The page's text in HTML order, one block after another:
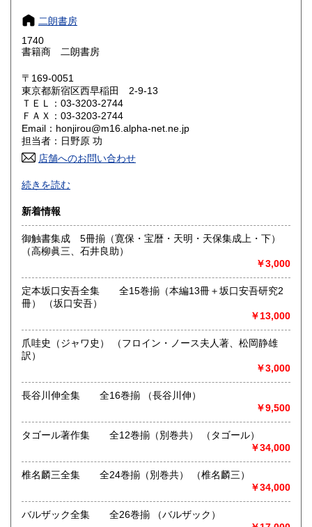
岐阜県
愛知県
滋賀県
大阪府 1,310円
奈良県
1,440円 1,440円
香川県 1,440円
高知県 1,440円 福岡県 1,710円
1,710円
熊本県 大分県
宮崎県 1,710円 鹿児島県 1,710円
二朗書房
1740
書籍商 二朗書房
〒169-0051
東京都新宿区西早稲田 2-9-13
ＴＥＬ：03-3203-2744
ＦＡＸ：03-3203-2744
Email：honjirou@m16.alpha-net.ne.jp
担当者：日野原 功
店舗へのお問い合わせ
創業70年、早稲田では古くから営業しております
沿線名：東京メトロ東西線
最寄駅：早稲田駅徒歩5分
営業時間：火・木・金・土曜日13:30〜17;30分 月・水曜日
は14:30〜17:30分
定休日：日曜定休 2026年9月9日～13日夏季休業、注文受
書籍の買取について
買取もやっております。ご処分の際はご相談ください
取り扱い分野
続きを読む
新着情報
御触書集成 5冊揃（寛保・宝暦・天明・天保集成上・下）
（高柳眞三、石井良助）
￥3,000
定本坂口安吾全集 全15巻揃（本編13冊＋坂口安吾研究2
冊） （坂口安吾）
￥13,000
爪哇史（ジャワ史） （フロイン・ノース夫人著、松岡静雄
訳）
￥3,000
長谷川伸全集 全16巻揃 （長谷川伸）
￥9,500
タゴール著作集 全12巻揃（別巻共） （タゴール）
￥34,000
椎名麟三全集 全24巻揃（別巻共） （椎名麟三）
￥34,000
バルザック全集 全26巻揃 （バルザック）